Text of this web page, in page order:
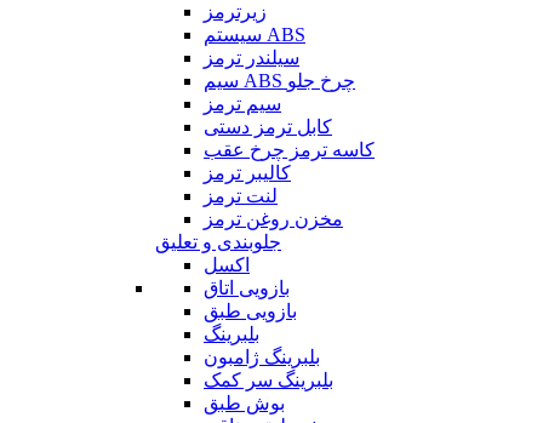
زیرترمز
سیستم ABS
سیلندر ترمز
سیم ABS چرخ جلو
سیم ترمز
کابل ترمز دستی
کاسه ترمز چرخ عقب
کالیبر ترمز
لنت ترمز
مخزن روغن ترمز
جلوبندی و تعلیق
اکسل
بازویی اتاق
بازویی طبق
بلبرینگ
بلبرینگ ژامبون
بلبرینگ سر کمک
بوش طبق